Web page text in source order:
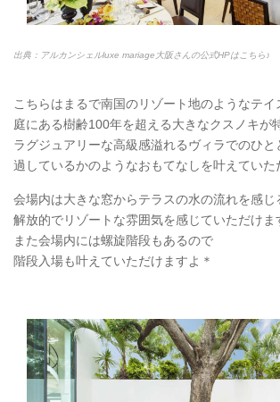
出典：アルカンシェルluxe mariage大阪さんの公式HPはこちら♪
こちらはまるで南国のリゾート地のようなテ
庭にある樹齢100年を超える大きなクスノキが
ラグジュアリーな高級感溢れるヴィラでのひと
過しているかのようなおもてなしを叶えていた
会場内は大きな窓からテラスの水の流れを感じ
解放的でリゾートな雰囲気を感じていただけま
また会場内には螺旋階段もあるので
階段入場も叶えていただけますよ＊